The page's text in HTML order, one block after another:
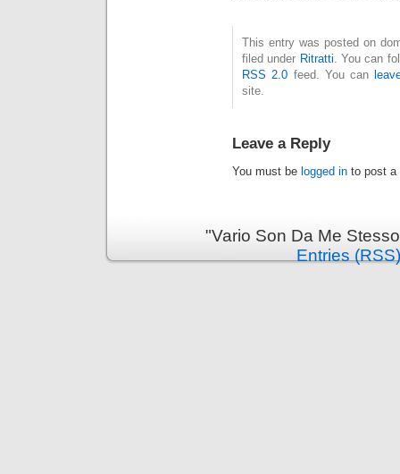
This entry was posted on
filed under Ritratti. You can
RSS 2.0 feed. You can
site.
Leave a Reply
You must be logged in to post a
"Vario Son Da Me
Entries (RSS)